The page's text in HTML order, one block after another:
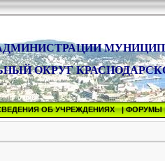
ОКРУГ
ОБ УЧРЕЖДЕНИЯХ | ФОРУМЫ